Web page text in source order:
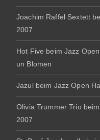
Joachim Raffel Sextett
2007
Hot Five beim Jazz
un Blomen
Jazul beim Jazz Open
Olivia Trummer Trio
2007